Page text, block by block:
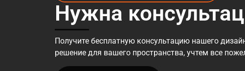
Нужна
Получите бесплатную консультацию нашего
решение для вашего пространства, учтем все